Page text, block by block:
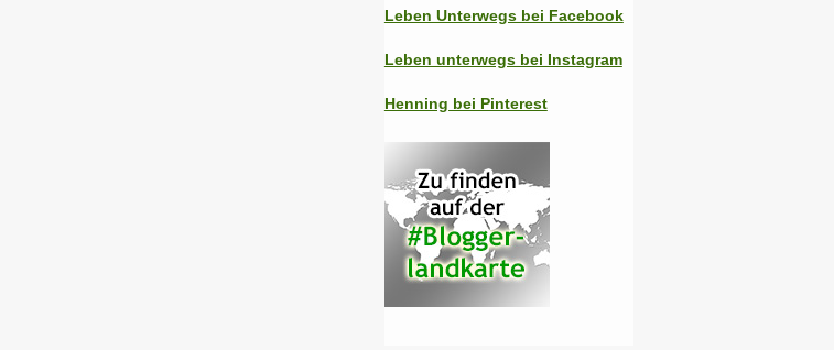
Leben Unterwegs bei Facebook
Leben unterwegs bei Instagram
Henning bei Pinterest